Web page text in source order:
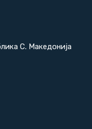
С. Македонија